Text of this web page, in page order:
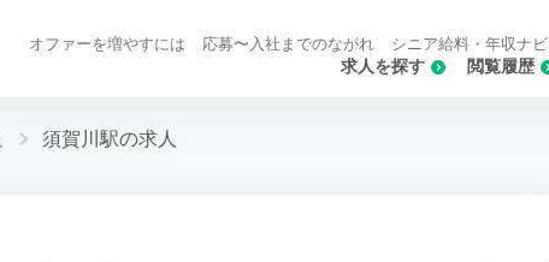
求人を探す 閲覧履歴
オファーを増やすには 応募〜入社までのながれ シニア給料・年収ナビ
須賀川駅の求人